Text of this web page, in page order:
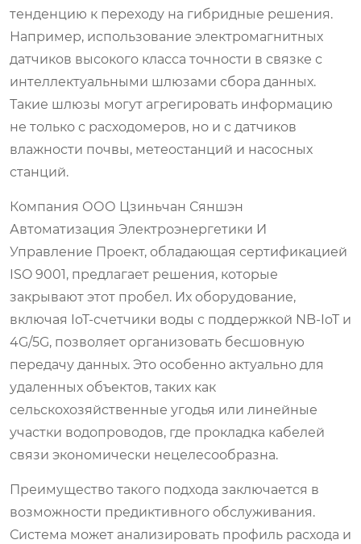
тенденцию к переходу на гибридные решения.
Например, использование электромагнитных
датчиков высокого класса точности в связке с
интеллектуальными шлюзами сбора данных.
Такие шлюзы могут агрегировать информацию
не только с расходомеров, но и с датчиков
влажности почвы, метеостанций и насосных
станций.
Компания ООО Цзиньчан Сяншэн
Автоматизация Электроэнергетики И
Управление Проект, обладающая сертификацией
ISO 9001, предлагает решения, которые
закрывают этот пробел. Их оборудование,
включая IoT-счетчики воды с поддержкой NB-IoT и
4G/5G, позволяет организовать бесшовную
передачу данных. Это особенно актуально для
удаленных объектов, таких как
сельскохозяйственные угодья или линейные
участки водопроводов, где прокладка кабелей
связи экономически нецелесообразна.
Преимущество такого подхода заключается в
возможности предиктивного обслуживания.
Система может анализировать профиль расхода и